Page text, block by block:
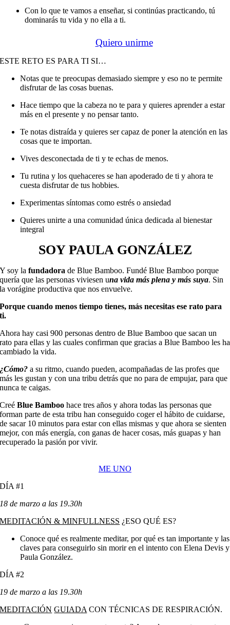
Con lo que te vamos a enseñar, si continúas practicando, tú
dominarás tu vida y no ella a ti.
Quiero unirme
ESTE RETO ES PARA TI SI…
Notas que te preocupas demasiado siempre y eso no te permite
disfrutar de las cosas buenas.
Hace tiempo que la cabeza no te para y quieres aprender a estar
más en el presente y no pensar tanto.
Te notas distraída y quieres ser capaz de poner la atención en las
cosas que te importan.
Vives desconectada de ti y te echas de menos.
Tu rutina y los quehaceres se han apoderado de ti y ahora te
cuesta disfrutar de tus hobbies.
Experimentas síntomas como estrés o ansiedad
Quieres unirte a una comunidad única dedicada al bienestar
integral
SOY PAULA GONZÁLEZ
Y soy lafundadora de Blue Bamboo. Fundé Blue Bamboo porque
quería que las personas viviesen una vida más plena y más suya. Sin
la vorágine productiva que nos envuelve.
Porque cuando menos tiempo tienes, más necesitas ese rato para
ti.
Ahora hay casi 900 personas dentro de Blue Bamboo que sacan un
rato para ellas y las cuales confirman que gracias a Blue Bamboo les ha
cambiado la vida.
¿Cómo? a su ritmo, cuando pueden, acompañadas de las profes que
más les gustan y con una tribu detrás que no para de empujar, para que
nunca te caigas.
CreéBlue Bamboo hace tres años y ahora todas las personas que
forman parte de esta tribu han conseguido coger el hábito de cuidarse,
de sacar 10 minutos para estar con ellas mismas y que ahora se sienten
mejor, con más energía, con ganas de hacer cosas, más guapas y han
recuperado la pasión por vivir.
ME UNO
DÍA #1
18 de marzo a las 19.30h
MEDITACIÓN & MINFULLNESS ¿ESO QUÉ ES?
Conoce qué es realmente meditar, por qué es tan importante y las
claves para conseguirlo sin morir en el intento con Elena Devis y
Paula González.
DÍA #2
19 de marzo a las 19.30h
MEDITACIÓN GUIADA CON TÉCNICAS DE RESPIRACIÓN.